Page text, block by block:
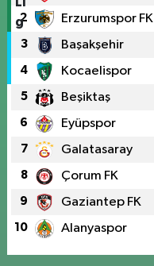
2 Erzurumspor FK
3 Başakşehir
4 Kocaelispor
5 Beşiktaş
6 Eyüpspor
7 Galatasaray
8 Çorum FK
9 Gaziantep FK
10 Alanyaspor